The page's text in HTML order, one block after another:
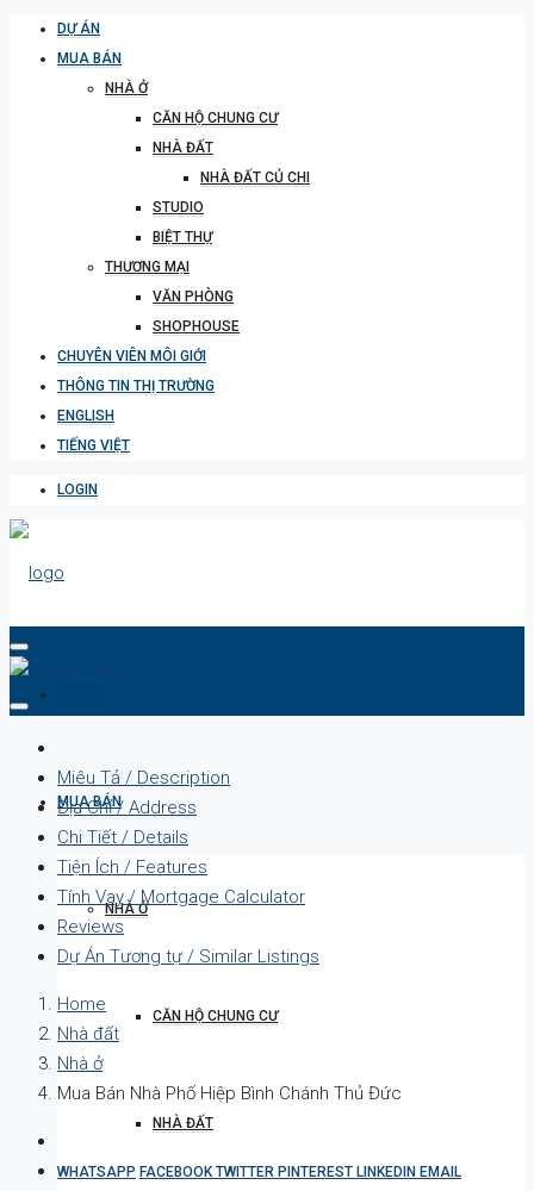
DỰ ÁN
MUA BÁN
NHÀ Ở
CĂN HỘ CHUNG CƯ
NHÀ ĐẤT
NHÀ ĐẤT CỦ CHI
STUDIO
BIỆT THỰ
THƯƠNG MẠI
VĂN PHÒNG
SHOPHOUSE
CHUYÊN VIÊN MÔI GIỚI
THÔNG TIN THỊ TRƯỜNG
ENGLISH
TIẾNG VIỆT
LOGIN
MUA BÁN
NHÀ Ở
CĂN HỘ CHUNG CƯ
NHÀ ĐẤT
Miêu Tả / Description
Địa Chỉ / Address
Chi Tiết / Details
Tiện Ích / Features
Tính Vay / Mortgage Calculator
Reviews
Dự Án Tương tự / Similar Listings
Home
Nhà đất
Nhà ở
Mua Bán Nhà Phố Hiệp Bình Chánh Thủ Đức
WHATSAPP FACEBOOKTWITTER PINTEREST LINKEDIN EMAIL